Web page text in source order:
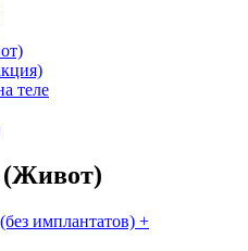
теле
(Живот)
имплантатов) +